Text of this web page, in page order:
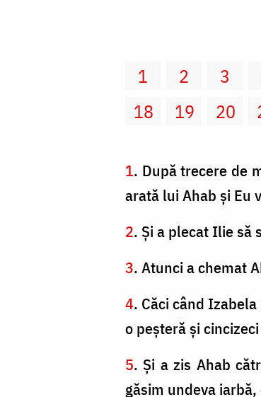
1 2 3
18
19 20
1. După trecere de
arată lui Ahab şi Eu
2. Şi a plecat Ilie să
3. Atunci a chemat
4. Căci când
o peşteră şi
5. Şi a zis Ahab
găsim undeva